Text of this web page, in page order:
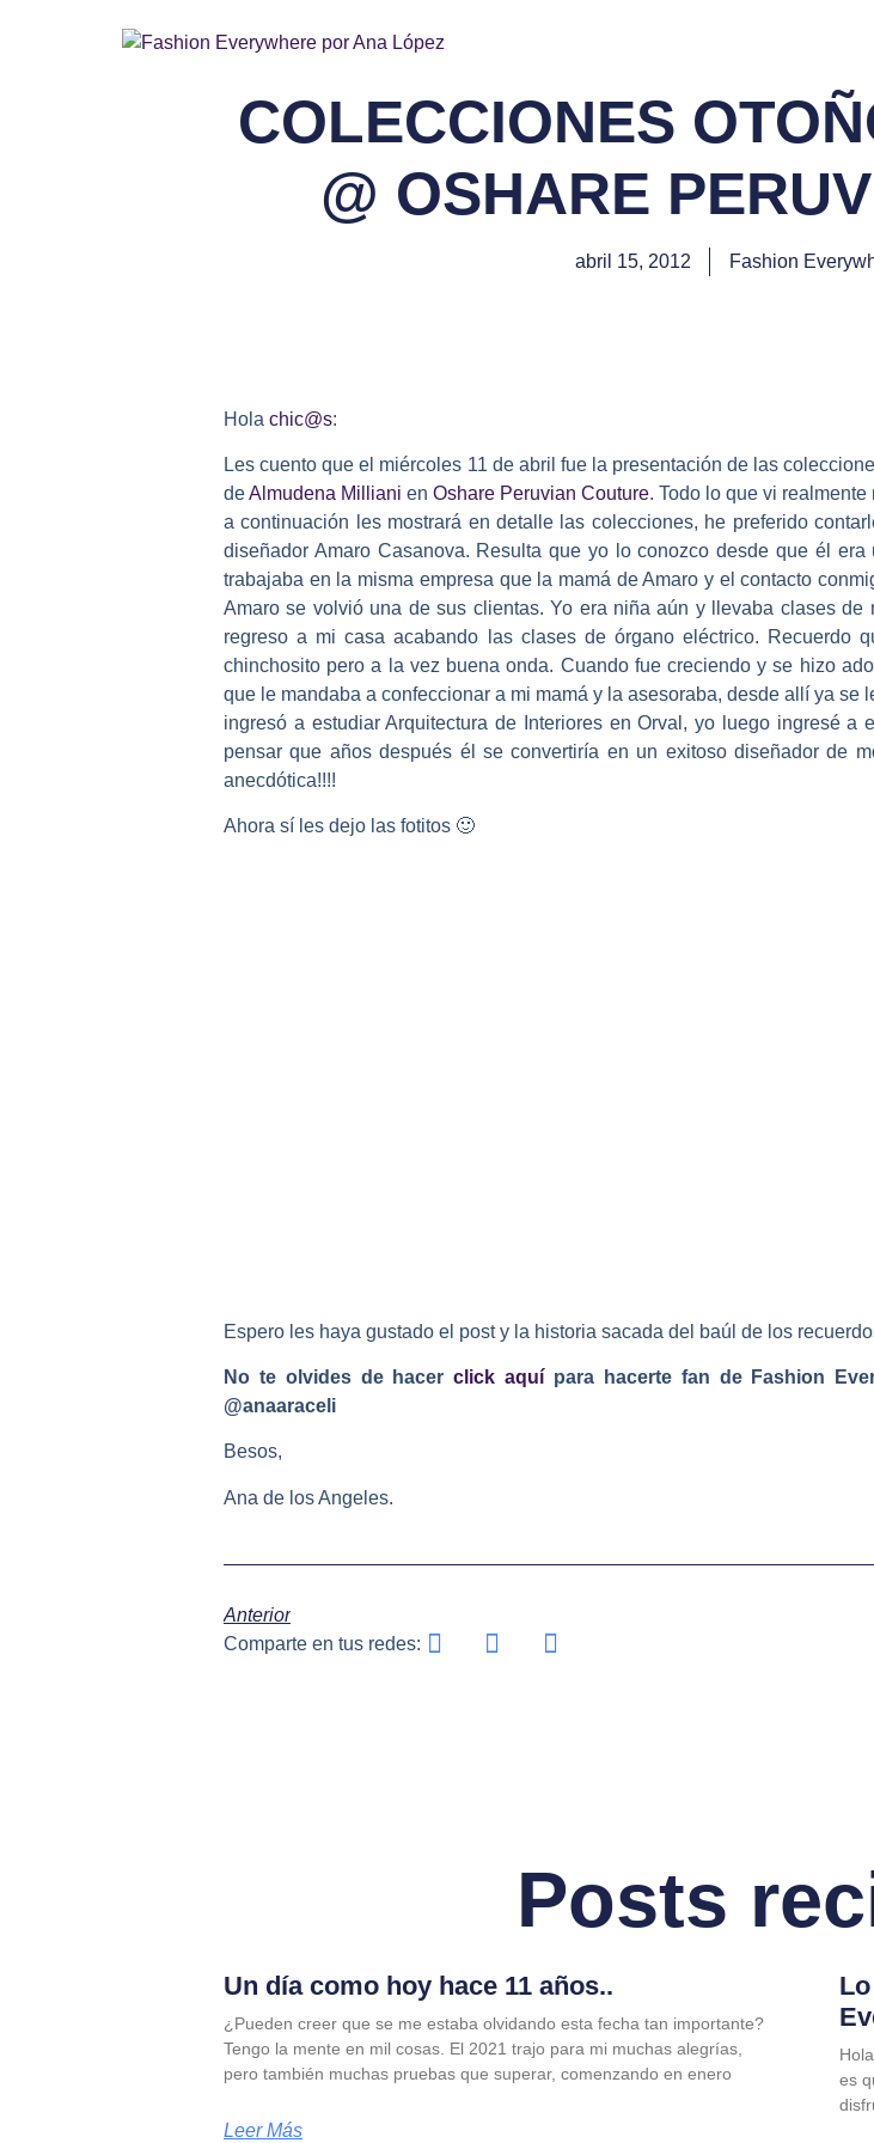
COLECCIONES
@ OSHARE
abril 15, 2012 Fashion
Hola chic@s:
Les cuento que el miércoles 11 de abril fue la presentación de las
deAlmudena Milliani en Oshare Peruvian Couture. Todo lo que vi
a continuación les mostrará en detalle las colecciones, he preferido
diseñador Amaro Casanova. Resulta que yo lo conozco desde que él
trabajaba en la misma empresa que la mamá de Amaro y el contacto
Amaro se volvió una de sus clientas. Yo era niña aún y llevaba clases
regreso a mi casa acabando las clases de órgano eléctrico. Recuerdo
chinchosito pero a la vez buena onda. Cuando fue creciendo y se hizo
que le mandaba a confeccionar a mi mamá y la asesoraba, desde allí ya
ingresó a estudiar Arquitectura de Interiores en Orval, yo luego ingresé
pensar que años después él se convertiría en un exitoso diseñador de
anecdótica!!!!
Ahora sí les dejo las fotitos 🙂
Espero les haya gustado el post y la historia sacada del baúl de los
No te olvides de hacerclick aquí para hacerte fan de Fashion
@anaaraceli
Besos,
Ana de los Angeles.
Anterior
Comparte en tus redes:
Posts
Un día como hoy hace 11 años..
¿Pueden creer que se me estaba olvidando esta fecha tan importante?
Tengo la mente en mil cosas. El 2021 trajo para mi muchas alegrías,
pero también muchas pruebas que superar, comenzando en enero
Leer Más
es